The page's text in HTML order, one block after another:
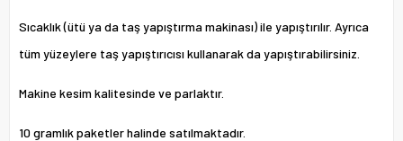
Sıcaklık (ütü ya da taş yapıştırma makinası) ile yapıştırılır. Ayrıca
tüm yüzeylere taş yapıştırıcısı kullanarak da yapıştırabilirsiniz.
Makine kesim kalitesinde ve parlaktır.
10 gramlık paketler halinde satılmaktadır.